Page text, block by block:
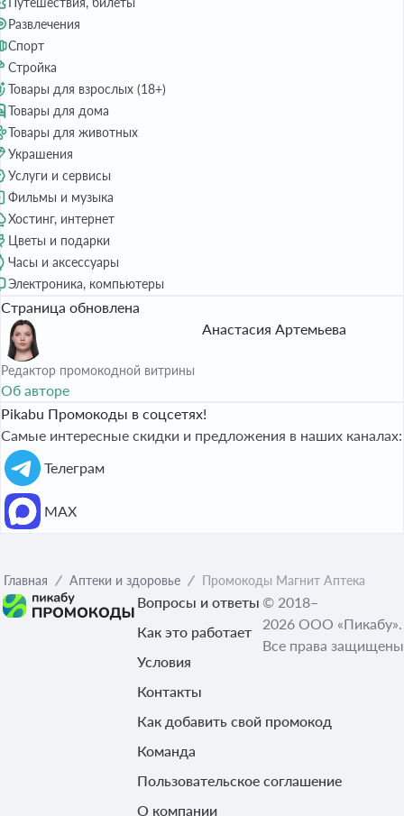
Развлечения
Спорт
Стройка
Товары для взрослых (18+)
Товары для дома
Товары для животных
Украшения
Услуги и сервисы
Фильмы и музыка
Хостинг, интернет
Цветы и подарки
Часы и аксессуары
Электроника, компьютеры
Страница обновлена
Анастасия Артемьева
Редактор промокодной витрины
Об авторе
Pikabu Промокоды в соцсетях!
Самые интересные скидки и предложения в наших каналах:
Телеграм
МАХ
Главная Аптеки и здоровье Промокоды Магнит Аптека
Вопросы и ответы
Как это работает
Условия
Контакты
Как добавить свой промокод
Команда
Пользовательское соглашение
О компании
© 2018–
2026 ООО «Пикабу».
Все права защищены